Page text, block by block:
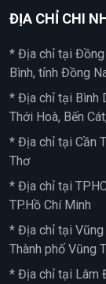
ĐỊA CHỈ CHI
* Địa chỉ tại Đồng
Bình, tỉnh Đồng
* Địa chỉ tại Bình
Thới Hoà, Bến
* Địa chỉ tại Cần
Thơ
* Địa chỉ tại
TP.Hồ Chí Minh
* Địa chỉ tại Vũng
Thành phố Vũng
* Địa chỉ tại Lâm